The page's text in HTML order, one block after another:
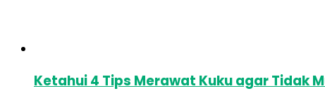
Ketahui 4 Tips Merawat Kuku agar Tidak